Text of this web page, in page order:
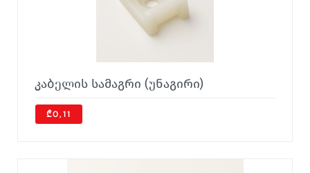
კაბელის სამაგრი (უნაგირი)
₾0,11